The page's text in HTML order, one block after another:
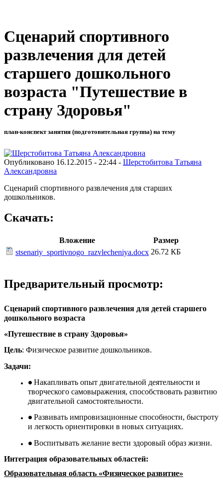
Сценарий спортивного
развлечения для детей
старшего дошкольного
возраста "Путешествие в
страну Здоровья"
план-конспект занятия (подготовительная группа) на тему
Опубликовано 16.12.2015 - 22:44 - Шерстобитова Татьяна
Александровна
Сценарий спортивного развлечения для старших
дошкольников.
Скачать:
Вложение
Размер
stsenariy_sportivnogo_razvlecheniya.docx 26.72 КБ
Предварительный просмотр:
Сценарий спортивного развлечения для детей старшего
дошкольного возраста
«Путешествие в страну Здоровья»
Цель: Физическое развитие дошкольников.
Задачи:
Накапливать опыт двигательной деятельности и
творческого самовыражения, способствовать развитию
двигательной самостоятельности.
Развивать импровизационные способности, быстроту
и легкость ориентировки в новых ситуациях.
Воспитывать желание вести здоровый образ жизни.
Интеграция образовательных областей:
Образовательная область «Физическое развитие»